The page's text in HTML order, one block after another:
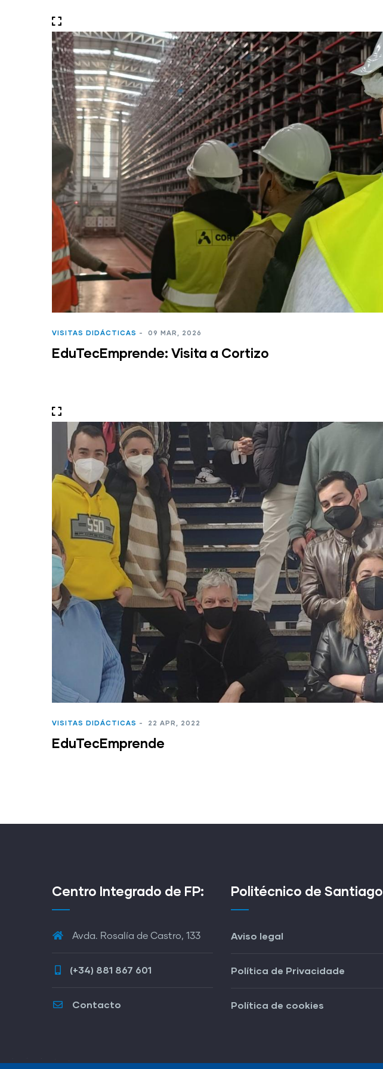
VISITAS DIDÁCTICAS - 09 MAR, 2026
EduTecEmprende: Visita a Cortizo
VISITAS DIDÁCTICAS - 22 APR, 2022
EduTecEmprende
Centro Integrado de FP:
Avda. Rosalía de Castro, 133
(+34) 881 867 601
Contacto
Politécnico de Santiago
Aviso legal
Política de Privacidade
Política de cookies